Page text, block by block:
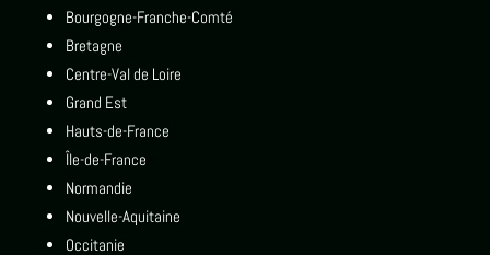
Bourgogne-Franche-Comté
Bretagne
Centre-Val de Loire
Grand Est
Hauts-de-France
Île-de-France
Normandie
Nouvelle-Aquitaine
Occitanie